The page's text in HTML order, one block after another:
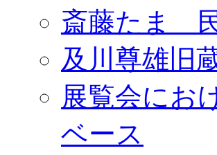
斎藤たま
及川尊雄旧
展覧会にお
ベース